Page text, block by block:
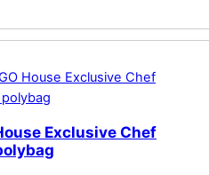
Exclusive Chef